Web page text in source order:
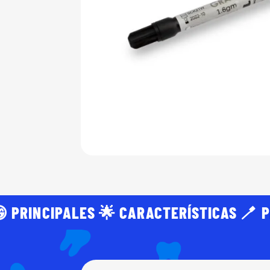
PRINCIPALES 🌟 CARACTERÍSTICAS 🪥